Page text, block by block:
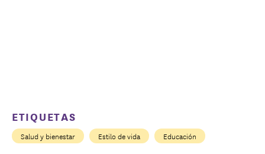
ETIQUETAS
Salud y bienestar Estilo de vida Educación